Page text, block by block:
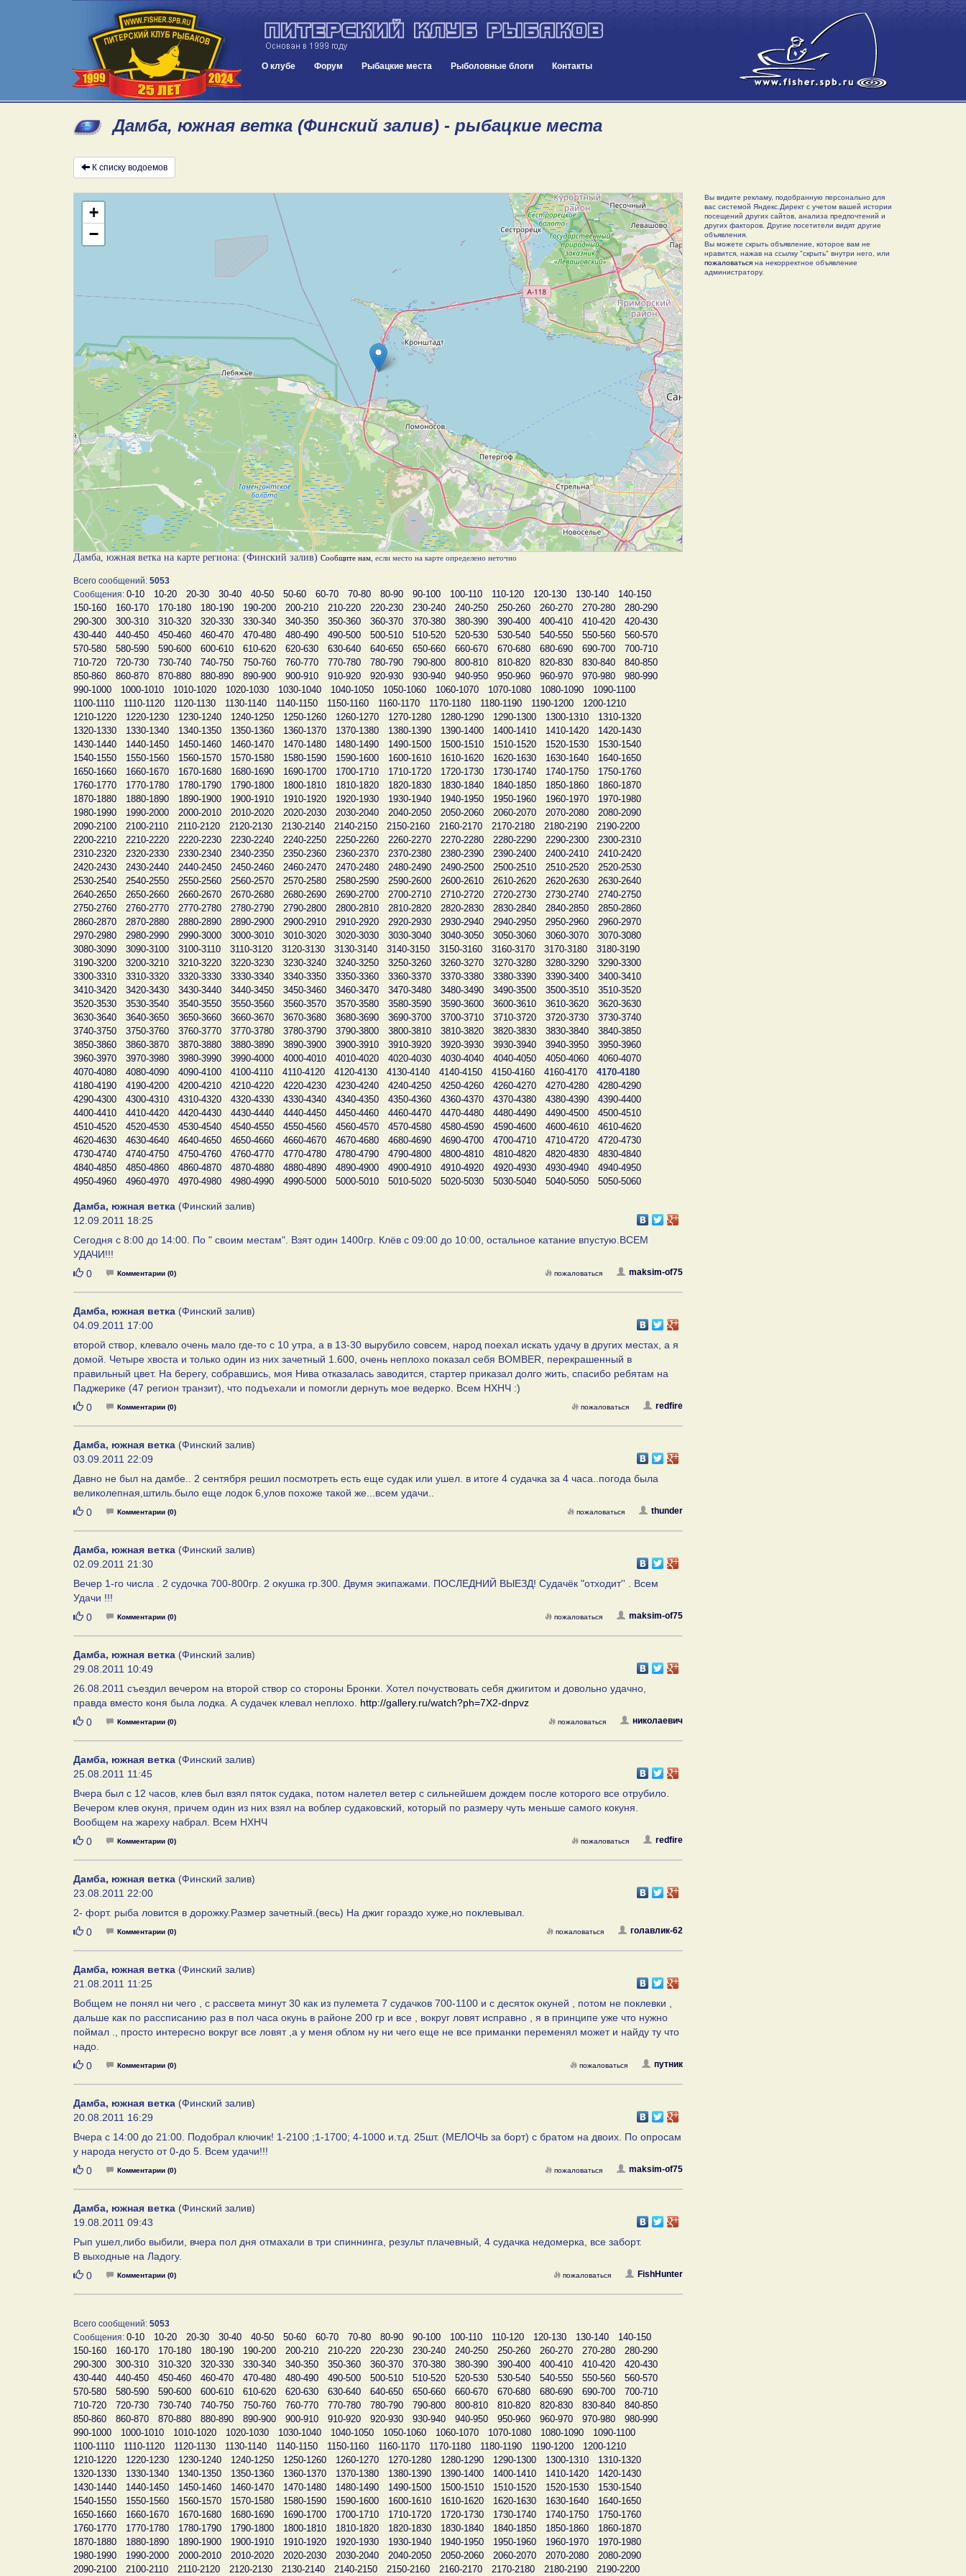
О клубе Форум Рыбацкие места Рыболовные блоги Контакты
Дамба, южная ветка (Финский залив) - рыбацкие места
К списку водоемов
+
−
Дамба, южная ветка на карте региона: (Финский залив) Сообщите нам , если место на карте определено неточно
Всего сообщений: 5053
Сообщения: 0-10 10-20 20-30 30-40 40-50 50-60 60-70 70-80 80-90 90-100 100-110 110-120 120-130 130-140
140-150
150-160
160-170 170-180 180-190 190-200 200-210 210-220 220-230 230-240 240-250 250-260 260-270 270-280
280-290
290-300
300-310 310-320 320-330 330-340 340-350 350-360 360-370 370-380 380-390 390-400 400-410 410-420
420-430
430-440
440-450 450-460 460-470 470-480 480-490 490-500 500-510 510-520 520-530 530-540 540-550 550-560
560-570
570-580
580-590 590-600 600-610 610-620 620-630 630-640 640-650 650-660 660-670 670-680 680-690 690-700
700-710
710-720
720-730 730-740 740-750 750-760 760-770 770-780 780-790 790-800 800-810 810-820 820-830 830-840
840-850
850-860
860-870 870-880 880-890 890-900 900-910 910-920 920-930 930-940 940-950 950-960 960-970 970-980
980-990
990-1000
1000-1010 1010-1020 1020-1030 1030-1040 1040-1050 1050-1060 1060-1070 1070-1080 1080-1090
1090-1100
1100-1110
1110-1120 1120-1130 1130-1140 1140-1150 1150-1160 1160-1170 1170-1180 1180-1190 1190-1200
1200-1210
1210-1220
1220-1230 1230-1240 1240-1250 1250-1260 1260-1270 1270-1280 1280-1290 1290-1300 1300-1310
1310-1320
1320-1330
1330-1340 1340-1350 1350-1360 1360-1370 1370-1380 1380-1390 1390-1400 1400-1410 1410-1420
1420-1430
1430-1440
1440-1450 1450-1460 1460-1470 1470-1480 1480-1490 1490-1500 1500-1510 1510-1520 1520-1530
1530-1540
1540-1550
1550-1560 1560-1570 1570-1580 1580-1590 1590-1600 1600-1610 1610-1620 1620-1630 1630-1640
1640-1650
1650-1660
1660-1670 1670-1680 1680-1690 1690-1700 1700-1710 1710-1720 1720-1730 1730-1740 1740-1750
1750-1760
1760-1770
1770-1780 1780-1790 1790-1800 1800-1810 1810-1820 1820-1830 1830-1840 1840-1850 1850-1860
1860-1870
1870-1880
1880-1890 1890-1900 1900-1910 1910-1920 1920-1930 1930-1940 1940-1950 1950-1960 1960-1970
1970-1980
1980-1990
1990-2000 2000-2010 2010-2020 2020-2030 2030-2040 2040-2050 2050-2060 2060-2070 2070-2080
2080-2090
2090-2100
2100-2110 2110-2120 2120-2130 2130-2140 2140-2150 2150-2160 2160-2170 2170-2180 2180-2190
2190-2200
2200-2210
2210-2220 2220-2230 2230-2240 2240-2250 2250-2260 2260-2270 2270-2280 2280-2290 2290-2300
2300-2310
2310-2320
2320-2330 2330-2340 2340-2350 2350-2360 2360-2370 2370-2380 2380-2390 2390-2400 2400-2410
2410-2420
2420-2430
2430-2440 2440-2450 2450-2460 2460-2470 2470-2480 2480-2490 2490-2500 2500-2510 2510-2520
2520-2530
2530-2540
2540-2550 2550-2560 2560-2570 2570-2580 2580-2590 2590-2600 2600-2610 2610-2620 2620-2630
2630-2640
2640-2650
2650-2660 2660-2670 2670-2680 2680-2690 2690-2700 2700-2710 2710-2720 2720-2730 2730-2740
2740-2750
2750-2760
2760-2770 2770-2780 2780-2790 2790-2800 2800-2810 2810-2820 2820-2830 2830-2840 2840-2850
2850-2860
2860-2870
2870-2880 2880-2890 2890-2900 2900-2910 2910-2920 2920-2930 2930-2940 2940-2950 2950-2960
2960-2970
2970-2980
2980-2990 2990-3000 3000-3010 3010-3020 3020-3030 3030-3040 3040-3050 3050-3060 3060-3070
3070-3080
3080-3090
3090-3100 3100-3110 3110-3120 3120-3130 3130-3140 3140-3150 3150-3160 3160-3170 3170-3180
3180-3190
3190-3200
3200-3210 3210-3220 3220-3230 3230-3240 3240-3250 3250-3260 3260-3270 3270-3280 3280-3290
3290-3300
3300-3310
3310-3320 3320-3330 3330-3340 3340-3350 3350-3360 3360-3370 3370-3380 3380-3390 3390-3400
3400-3410
3410-3420
3420-3430 3430-3440 3440-3450 3450-3460 3460-3470 3470-3480 3480-3490 3490-3500 3500-3510
3510-3520
3520-3530
3530-3540 3540-3550 3550-3560 3560-3570 3570-3580 3580-3590 3590-3600 3600-3610 3610-3620
3620-3630
3630-3640
3640-3650 3650-3660 3660-3670 3670-3680 3680-3690 3690-3700 3700-3710 3710-3720 3720-3730
3730-3740
3740-3750
3750-3760 3760-3770 3770-3780 3780-3790 3790-3800 3800-3810 3810-3820 3820-3830 3830-3840
3840-3850
3850-3860
3860-3870 3870-3880 3880-3890 3890-3900 3900-3910 3910-3920 3920-3930 3930-3940 3940-3950
3950-3960
3960-3970
3970-3980 3980-3990 3990-4000 4000-4010 4010-4020 4020-4030 4030-4040 4040-4050 4050-4060
4060-4070
4070-4080
4080-4090 4090-4100 4100-4110 4110-4120 4120-4130 4130-4140 4140-4150 4150-4160 4160-4170
4170-4180
4180-4190
4190-4200 4200-4210 4210-4220 4220-4230 4230-4240 4240-4250 4250-4260 4260-4270 4270-4280
4280-4290
4290-4300
4300-4310 4310-4320 4320-4330 4330-4340 4340-4350 4350-4360 4360-4370 4370-4380 4380-4390
4390-4400
4400-4410
4410-4420 4420-4430 4430-4440 4440-4450 4450-4460 4460-4470 4470-4480 4480-4490 4490-4500
4500-4510
4510-4520
4520-4530 4530-4540 4540-4550 4550-4560 4560-4570 4570-4580 4580-4590 4590-4600 4600-4610
4610-4620
4620-4630
4630-4640 4640-4650 4650-4660 4660-4670 4670-4680 4680-4690 4690-4700 4700-4710 4710-4720
4720-4730
4730-4740
4740-4750 4750-4760 4760-4770 4770-4780 4780-4790 4790-4800 4800-4810 4810-4820 4820-4830
4830-4840
4840-4850
4850-4860 4860-4870 4870-4880 4880-4890 4890-4900 4900-4910 4910-4920 4920-4930 4930-4940
4940-4950
4950-4960
4960-4970 4970-4980 4980-4990 4990-5000 5000-5010 5010-5020 5020-5030 5030-5040 5040-5050 5050-5060
Дамба, южная ветка (Финский залив)
12.09.2011 18:25
Cегодня с 8:00 до 14:00. По " своим местам". Взят один 1400гр. Клёв с 09:00 до 10:00, остальное катание впустую.ВСЕМ
УДАЧИ!!!
Нравится
0 Комментарии (0) maksim-of75
пожаловаться
Дамба, южная ветка (Финский залив)
04.09.2011 17:00
второй створ, клевало очень мало где-то с 10 утра, а в 13-30 вырубило совсем, народ поехал искать удачу в других местах, а я
домой. Четыре хвоста и только один из них зачетный 1.600, очень неплохо показал себя BOMBER, перекрашенный в
правильный цвет. На берегу, собравшись, моя Нива отказалась заводится, стартер приказал долго жить, спасибо ребятам на
Паджерике (47 регион транзит), что подъехали и помогли дернуть мое ведерко. Всем НХНЧ :)
Нравится
0 Комментарии (0) redfire
пожаловаться
Дамба, южная ветка (Финский залив)
03.09.2011 22:09
Давно не был на дамбе.. 2 сентября решил посмотреть есть еще судак или ушел. в итоге 4 судачка за 4 часа..погода была
великолепная,штиль.было еще лодок 6,улов похоже такой же...всем удачи..
Нравится
0 Комментарии (0) thunder
пожаловаться
Дамба, южная ветка (Финский залив)
02.09.2011 21:30
Вечер 1-го числа . 2 судочка 700-800гр. 2 окушка гр.300. Двумя экипажами. ПОСЛЕДНИЙ ВЫЕЗД! Судачёк "отходит'' . Всем
Удачи !!!
Нравится
0 Комментарии (0) maksim-of75
пожаловаться
Дамба, южная ветка (Финский залив)
29.08.2011 10:49
26.08.2011 съездил вечером на второй створ со стороны Бронки. Хотел почуствовать себя джигитом и довольно удачно,
правда вместо коня была лодка. А судачек клевал неплохо. http://gallery.ru/watch?ph=7X2-dnpvz
Нравится
0 Комментарии (0) николаевич
пожаловаться
Дамба, южная ветка (Финский залив)
25.08.2011 11:45
Вчера был с 12 часов, клев был взял пяток судака, потом налетел ветер с сильнейшем дождем после которого все отрубило.
Вечером клев окуня, причем один из них взял на воблер судаковский, который по размеру чуть меньше самого кокуня.
Вообщем на жареху набрал. Всем НХНЧ
Нравится
0 Комментарии (0) redfire
пожаловаться
Дамба, южная ветка (Финский залив)
23.08.2011 22:00
2- форт. рыба ловится в дорожку.Размер зачетный.(весь) На джиг гораздо хуже,но поклевывал.
Нравится
0 Комментарии (0) голавлик-62
пожаловаться
Дамба, южная ветка (Финский залив)
21.08.2011 11:25
Вобщем не понял ни чего , с рассвета минут 30 как из пулемета 7 судачков 700-1100 и с десяток окуней , потом не поклевки ,
дальше как по рассписанию раз в пол часа окунь в районе 200 гр и все , вокруг ловят исправно , я в принципе уже что нужно
поймал ., просто интересно вокруг все ловят ,а у меня облом ну ни чего еще не все приманки переменял может и найду ту что
надо.
Нравится
0 Комментарии (0) путник
пожаловаться
Дамба, южная ветка (Финский залив)
20.08.2011 16:29
Вчера с 14:00 до 21:00. Подобрал ключик! 1-2100 ;1-1700; 4-1000 и.т.д. 25шт. (МЕЛОЧЬ за борт) с братом на двоих. По опросам
у народа негусто от 0-до 5. Всем удачи!!!
Нравится
0 Комментарии (0) maksim-of75
пожаловаться
Дамба, южная ветка (Финский залив)
19.08.2011 09:43
Рып ушел,либо выбили, вчера пол дня отмахали в три спиннинга, результ плачевный, 4 судачка недомерка, все заборт.
В выходные на Ладогу.
Нравится
0 Комментарии (0) FishHunter
пожаловаться
Всего сообщений: 5053
Сообщения: 0-10 10-20 20-30 30-40 40-50 50-60 60-70 70-80 80-90 90-100 100-110 110-120 120-130 130-140
140-150
150-160
160-170 170-180 180-190 190-200 200-210 210-220 220-230 230-240 240-250 250-260 260-270 270-280
280-290
290-300
300-310 310-320 320-330 330-340 340-350 350-360 360-370 370-380 380-390 390-400 400-410 410-420
420-430
430-440
440-450 450-460 460-470 470-480 480-490 490-500 500-510 510-520 520-530 530-540 540-550 550-560
560-570
570-580
580-590 590-600 600-610 610-620 620-630 630-640 640-650 650-660 660-670 670-680 680-690 690-700
700-710
710-720
720-730 730-740 740-750 750-760 760-770 770-780 780-790 790-800 800-810 810-820 820-830 830-840
840-850
850-860
860-870 870-880 880-890 890-900 900-910 910-920 920-930 930-940 940-950 950-960 960-970 970-980
980-990
990-1000
1000-1010 1010-1020 1020-1030 1030-1040 1040-1050 1050-1060 1060-1070 1070-1080 1080-1090
1090-1100
1100-1110
1110-1120 1120-1130 1130-1140 1140-1150 1150-1160 1160-1170 1170-1180 1180-1190 1190-1200
1200-1210
1210-1220
1220-1230 1230-1240 1240-1250 1250-1260 1260-1270 1270-1280 1280-1290 1290-1300 1300-1310
1310-1320
1320-1330
1330-1340 1340-1350 1350-1360 1360-1370 1370-1380 1380-1390 1390-1400 1400-1410 1410-1420
1420-1430
1430-1440
1440-1450 1450-1460 1460-1470 1470-1480 1480-1490 1490-1500 1500-1510 1510-1520 1520-1530
1530-1540
1540-1550
1550-1560 1560-1570 1570-1580 1580-1590 1590-1600 1600-1610 1610-1620 1620-1630 1630-1640
1640-1650
1650-1660
1660-1670 1670-1680 1680-1690 1690-1700 1700-1710 1710-1720 1720-1730 1730-1740 1740-1750
1750-1760
1760-1770
1770-1780 1780-1790 1790-1800 1800-1810 1810-1820 1820-1830 1830-1840 1840-1850 1850-1860
1860-1870
1870-1880
1880-1890 1890-1900 1900-1910 1910-1920 1920-1930 1930-1940 1940-1950 1950-1960 1960-1970
1970-1980
1980-1990
1990-2000 2000-2010 2010-2020 2020-2030 2030-2040 2040-2050 2050-2060 2060-2070 2070-2080
2080-2090
2090-2100
2100-2110 2110-2120 2120-2130 2130-2140 2140-2150 2150-2160 2160-2170 2170-2180 2180-2190 2190-2200
Вы видите рекламу, подобранную персонально для
вас системой Яндекс.Директ с учетом вашей истории
посещений других сайтов, анализа предпочтений и
других факторов. Другие посетители видят другие
объявления.
Вы можете скрыть объявление, которое вам не
нравится, нажав на ссылку "скрыть" внутри него, или
пожаловатьсяна некорректное объявление
администратору.